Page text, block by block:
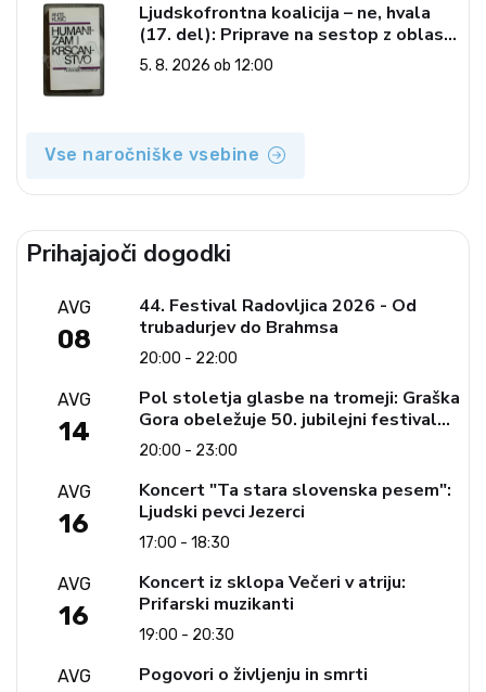
Ljudskofrontna koalicija – ne, hvala
(17. del): Priprave na sestop z oblasti
– dvorska opozicija 6: Gramsci na delu:
Revija 2000 in revolucionarna
5. 8. 2026 ob 12:00
Vse naročniške vsebine
Prihajajoči dogodki
AVG
08
44. Festival Radovljica 2026 - Od
trubadurjev do Brahmsa
20:00 - 22:00
AVG
14
Pol stoletja glasbe na tromeji: Graška
Gora obeležuje 50. jubilejni festival
narodno-zabavne glasbe
20:00 - 23:00
AVG
16
Koncert "Ta stara slovenska pesem":
Ljudski pevci Jezerci
17:00 - 18:30
AVG
16
Koncert iz sklopa Večeri v atriju:
Prifarski muzikanti
19:00 - 20:30
AVG Pogovori o življenju in smrti